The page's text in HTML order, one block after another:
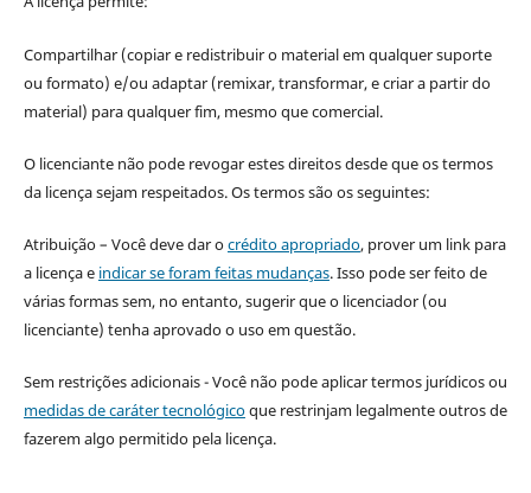
Compartilhar (copiar e redistribuir o material em qualquer suporte
ou formato) e/ou adaptar (remixar, transformar, e criar a partir do
material) para qualquer fim, mesmo que comercial.
O licenciante não pode revogar estes direitos desde que os termos
da licença sejam respeitados. Os termos são os seguintes:
Atribuição – Você deve dar ocrédito apropriado, prover um link para
a licença e indicar se foram feitas mudanças. Isso pode ser feito de
várias formas sem, no entanto, sugerir que o licenciador (ou
licenciante) tenha aprovado o uso em questão.
Sem restrições adicionais - Você não pode aplicar termos jurídicos ou
medidas de caráter tecnológicoque restrinjam legalmente outros de
fazerem algo permitido pela licença.